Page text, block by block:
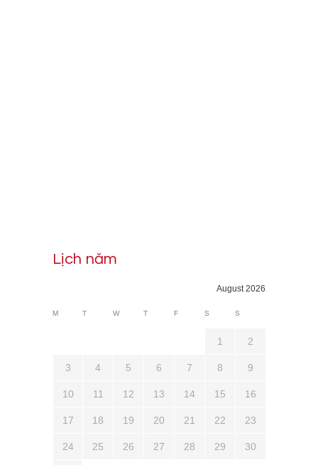
Lịch năm
August 2026
M T W T F S S
1 2
3 4 5 6 7 8 9
10 11 12 13 14 15 16
17 18 19 20 21 22 23
24 25 26 27 28 29 30